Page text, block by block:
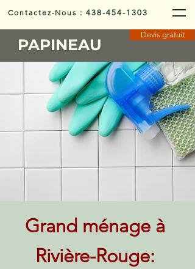
Contactez-Nous :438-454-1303
PAPINEAU
Devis gratuit
Grand ménage à
Rivière-Rouge: